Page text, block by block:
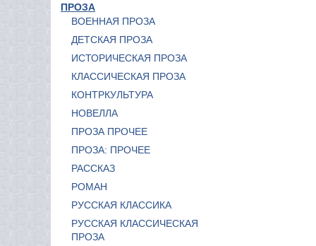
ПРОЗА
ВОЕННАЯ ПРОЗА
ДЕТСКАЯ ПРОЗА
ИСТОРИЧЕСКАЯ ПРОЗА
КЛАССИЧЕСКАЯ ПРОЗА
КОНТРКУЛЬТУРА
НОВЕЛЛА
ПРОЗА ПРОЧЕЕ
ПРОЗА: ПРОЧЕЕ
РАССКАЗ
РОМАН
РУССКАЯ КЛАССИКА
РУССКАЯ КЛАССИЧЕСКАЯ
ПРОЗА